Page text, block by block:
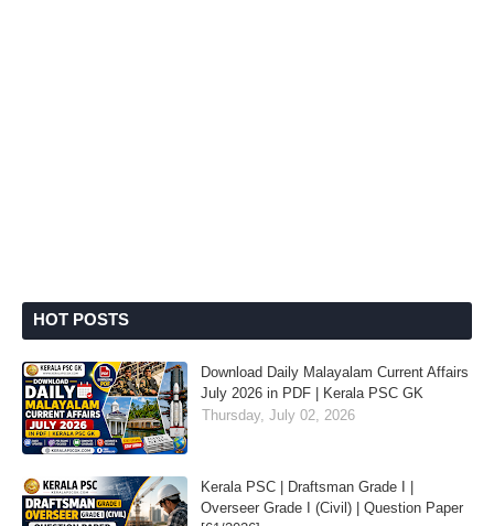
HOT POSTS
Download Daily Malayalam Current Affairs
July 2026 in PDF | Kerala PSC GK
Thursday, July 02, 2026
Kerala PSC | Draftsman Grade I |
Overseer Grade I (Civil) | Question Paper